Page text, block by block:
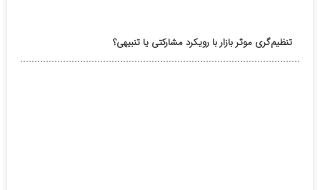
تنظیم‌گری موثر بازار با رویکرد مشارکتی یا تنبیهی؟